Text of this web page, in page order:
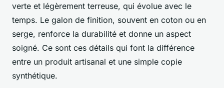
verte et légèrement terreuse, qui évolue avec le
temps. Le galon de finition, souvent en coton ou en
serge, renforce la durabilité et donne un aspect
soigné. Ce sont ces détails qui font la différence
entre un produit artisanal et une simple copie
synthétique.